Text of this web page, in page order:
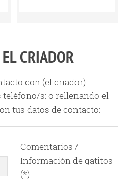
CRIADOR
con (el criador)
teléfono/s:o rellenando el
tus datos de contacto:
Comentarios /
Información de gatitos
(*)